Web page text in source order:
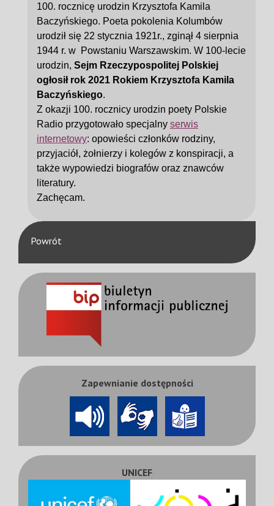
100. rocznicę urodzin Krzysztofa Kamila
Baczyńskiego. Poeta pokolenia Kolumbów
urodził się 22 stycznia 1921r., zginął 4 sierpnia
1944 r. w Powstaniu Warszawskim. W 100-lecie
urodzin, Sejm Rzeczypospolitej Polskiej
ogłosił rok 2021 Rokiem Krzysztofa Kamila
Baczyńskiego.
Z okazji 100. rocznicy urodzin poety Polskie
Radio przygotowało specjalny serwis
internetowy: opowieści członków rodziny,
przyjaciół, żołnierzy i kolegów z konspiracji, a
także wypowiedzi biografów oraz znawców
literatury.
Zachęcam.
Powrót
Zapewnianie dostępności
UNICEF